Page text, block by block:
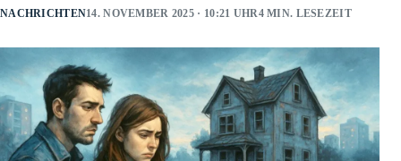
NACHRICHTEN14. NOVEMBER 2025 · 10:21 UHR4 MIN. LESEZEIT